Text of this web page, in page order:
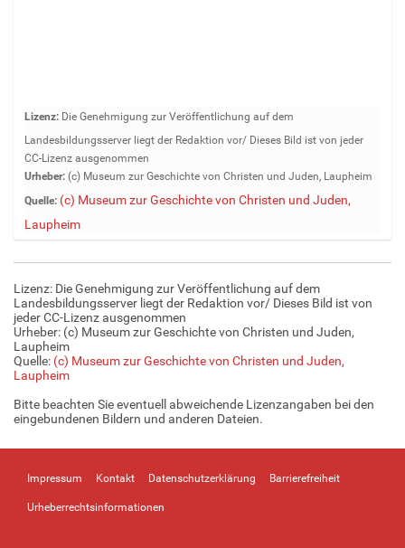
Z
e
i
g
B
l
d
n
v
o
l
l
r
G
ß
…
Lizenz: Die Genehmigung zur Veröffentlichung auf dem
Landesbildungsserver liegt der Redaktion vor/ Dieses Bild ist von jeder
CC-Lizenz ausgenommen
Urheber: (c) Museum zur Geschichte von Christen und Juden, Laupheim
Quelle: (c) Museum zur Geschichte von Christen und Juden,
Laupheim
Lizenz: Die Genehmigung zur Veröffentlichung auf dem
Landesbildungsserver liegt der Redaktion vor/ Dieses Bild ist von
jeder CC-Lizenz ausgenommen
Urheber: (c) Museum zur Geschichte von Christen und Juden,
Laupheim
Quelle: (c) Museum zur Geschichte von Christen und Juden,
Laupheim
Bitte beachten Sie eventuell abweichende Lizenzangaben bei den
eingebundenen Bildern und anderen Dateien.
Impressum Kontakt Datenschutzerklärung Barrierefreiheit
Urheberrechtsinformationen